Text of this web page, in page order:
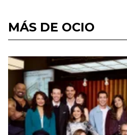
MÁS DE OCIO